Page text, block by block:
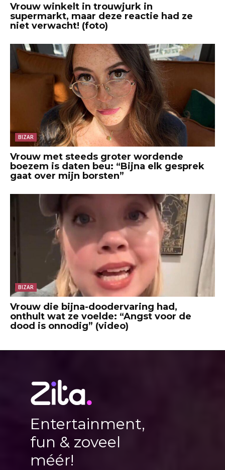
Vrouw winkelt in trouwjurk in
supermarkt, maar deze reactie had ze
niet verwacht! (foto)
BIZAR
Vrouw met steeds groter wordende
boezem is daten beu: “Bijna elk gesprek
gaat over mijn borsten”
BIZAR
Vrouw die bijna-doodervaring had,
onthult wat ze voelde: “Angst voor de
dood is onnodig” (video)
Entertainment,
fun & zoveel
méér!